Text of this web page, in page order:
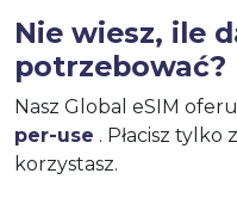
Nie wiesz, ile
potrzebować?
Nasz Global eSIM
per-use . Płacisz tylko
korzystasz.